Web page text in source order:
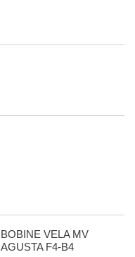
BOBINE VELA MV
AGUSTA F4-B4